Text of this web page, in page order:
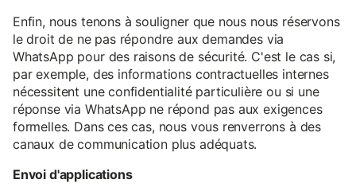
Enfin, nous tenons à souligner que nous nous réservons
le droit de ne pas répondre aux demandes via
WhatsApp pour des raisons de sécurité. C'est le cas si,
par exemple, des informations contractuelles internes
nécessitent une confidentialité particulière ou si une
réponse via WhatsApp ne répond pas aux exigences
formelles. Dans ces cas, nous vous renverrons à des
canaux de communication plus adéquats.
Envoi d'applications